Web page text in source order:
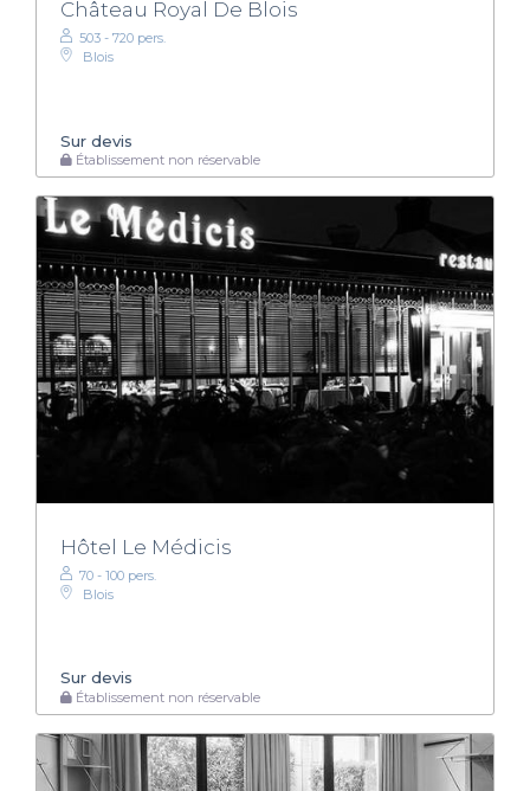
Château Royal De Blois
503 - 720 pers.
Blois
Sur devis
Établissement non réservable
Hôtel Le Médicis
70 - 100 pers.
Blois
Sur devis
Établissement non réservable